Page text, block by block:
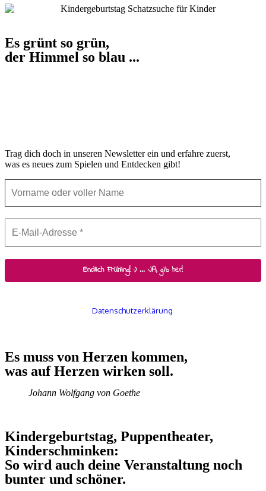
Es grünt so grün,
der Himmel so blau ...
Trag dich doch in unseren Newsletter ein und erfahre zuerst,
was es neues zum Spielen und Entdecken gibt!
Datenschutzerklärung
Es muss von Herzen kommen,
was auf Herzen wirken soll.
Johann Wolfgang von Goethe
Kindergeburtstag, Puppentheater,
Kinderschminken:
So wird auch deine Veranstaltung noch
bunter und schöner.